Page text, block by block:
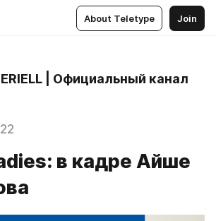
About Teletype Join
| Официальный канал
в кадре Айше